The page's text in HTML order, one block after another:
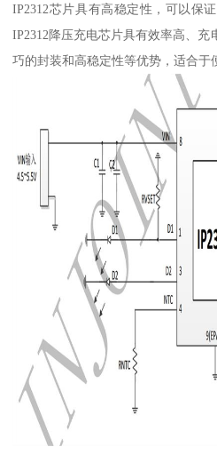
IP2312芯片具有高稳定性，可以保
IP2312降压充电芯片具有效率高、
巧的封装和高稳定性等优势，适合于